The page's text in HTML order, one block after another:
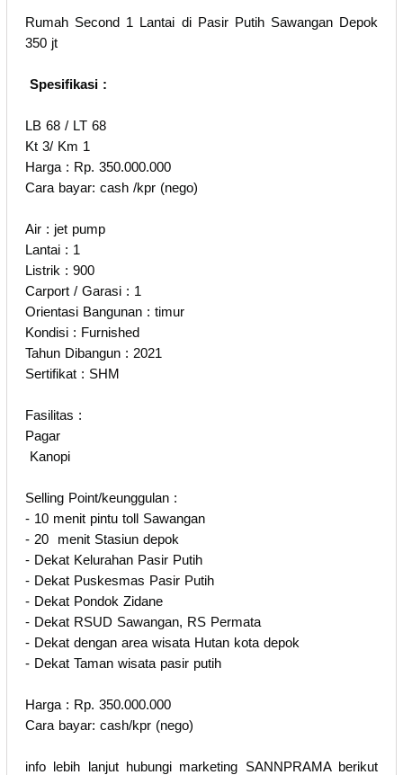
Rumah Second 1 Lantai di Pasir Putih Sawangan Depok
350 jt
Spesifikasi :
LB 68 / LT 68
Kt 3/ Km 1
Harga : Rp. 350.000.000
Cara bayar: cash /kpr (nego)
Air : jet pump
Lantai : 1
Listrik : 900
Carport / Garasi : 1
Orientasi Bangunan : timur
Kondisi : Furnished
Tahun Dibangun : 2021
Sertifikat : SHM
Fasilitas :
Pagar
Kanopi
Selling Point/keunggulan :
- 10 menit pintu toll Sawangan
- 20 menit Stasiun depok
- Dekat Kelurahan Pasir Putih
- Dekat Puskesmas Pasir Putih
- Dekat Pondok Zidane
- Dekat RSUD Sawangan, RS Permata
- Dekat dengan area wisata Hutan kota depok
- Dekat Taman wisata pasir putih
Harga : Rp. 350.000.000
Cara bayar: cash/kpr (nego)
info lebih lanjut hubungi marketing SANNPRAMA berikut